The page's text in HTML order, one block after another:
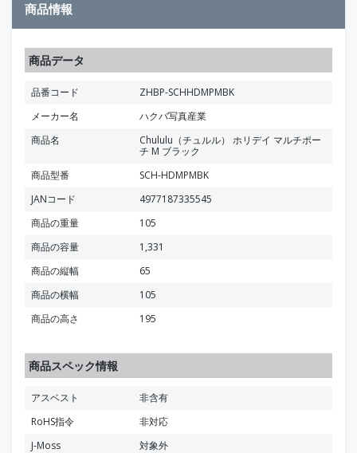
商品情報
商品データ
品番コード
ZHBP-SCHHDMPMBK
メーカー名
ハクバ写真産業
商品名
Chululu（チュルル） ホリデイ マルチポー
チ M ブラック
商品型番
SCH-HDMPMBK
JANコード
4977187335545
商品の重量
105
商品の容量
1,331
商品の縦幅
65
商品の横幅
105
商品の高さ
195
商品スペック情報
アスベスト
非含有
RoHS指令
非対応
J-Moss
対象外